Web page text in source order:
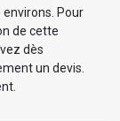
Pour
de cette
dès
un devis.